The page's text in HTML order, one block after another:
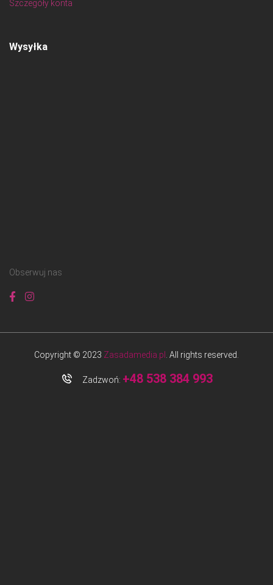
Szczegóły konta
Wysyłka
Obserwuj nas
Copyright © 2023 Zasadamedia.pl . All rights reserved.
Zadzwoń: +48 538 384 993